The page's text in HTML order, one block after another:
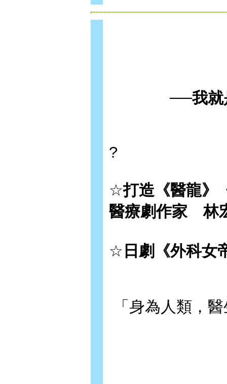
──我
?
☆打造《醫龍》
醫療劇作家 林
☆ 日劇《外科女
「身為人類，